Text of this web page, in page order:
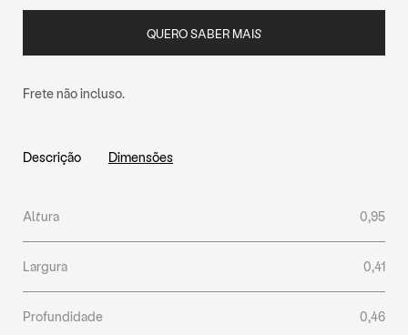
QUERO SABER MAIS
Frete não incluso.
Descrição Dimensões
Altura 0,95
Largura 0,41
Profundidade 0,46